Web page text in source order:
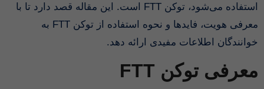
استفاده می‌شود، توکن FTT است. این مقاله قصد دارد تا با
معرفی هویت، فایدها و نحوه استفاده از توکن FTT به
خوانندگان اطلاعات مفیدی ارائه دهد.
معرفی توکن FTT